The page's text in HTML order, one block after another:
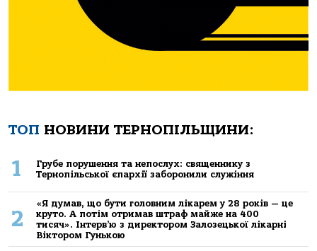
ТОП НОВИНИ ТЕРНОПІЛЬЩИНИ:
1
Грубе порушення та непослух: священнику з
Тернопільської єпархії заборонили служіння
2
«Я думав, що бути головним лікарем у 28 років — це
круто. А потім отримав штраф майже на 400
тисяч». Інтерв’ю з директором Залозецької лікарні
Віктором Гунькою